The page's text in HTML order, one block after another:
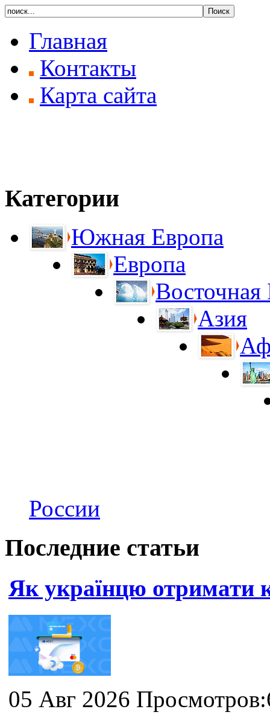
Главная
Контакты
Карта сайта
Категории
Южная Европа
Европа
Восточная
Азия
России
Последние статьи
Як українцю отримати
05 Авг 2026